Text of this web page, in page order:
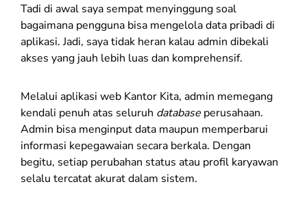
Tadi di awal saya sempat menyinggung soal
bagaimana pengguna bisa mengelola data pribadi di
aplikasi. Jadi, saya tidak heran kalau admin dibekali
akses yang jauh lebih luas dan komprehensif.
Melalui aplikasi web Kantor Kita, admin memegang
kendali penuh atas seluruh database perusahaan.
Admin bisa menginput data maupun memperbarui
informasi kepegawaian secara berkala. Dengan
begitu, setiap perubahan status atau profil karyawan
selalu tercatat akurat dalam sistem.